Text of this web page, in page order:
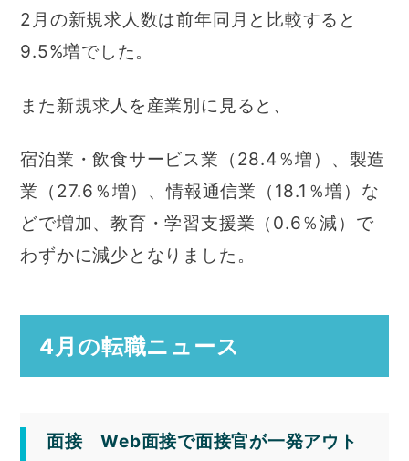
2月の新規求人数は前年同月と比較すると
9.5%増でした。
また新規求人を産業別に見ると、
宿泊業・飲食サービス業（28.4％増）、製造
業（27.6％増）、情報通信業（18.1％増）な
どで増加、教育・学習支援業（0.6％減）で
わずかに減少となりました。
4月の転職ニュース
面接 Web面接で面接官が一発アウト